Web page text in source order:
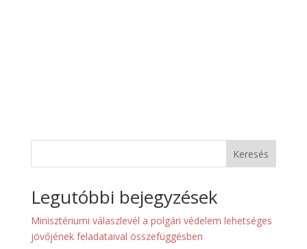
Keresés
Legutóbbi bejegyzések
Minisztériumi válaszlevél a polgári védelem lehetséges
jövőjének feladataival összefüggésben